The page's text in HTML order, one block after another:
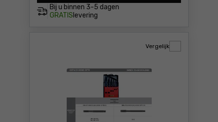
Bij u binnen 3-5 dagen
GRATIS levering
Vergelijk